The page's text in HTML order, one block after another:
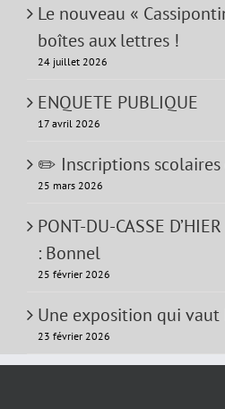
Le nouveau «
boîtes aux lettres !
24 juillet 2026
ENQUETE PUBLIQUE
17 avril 2026
✏️ Inscriptions
25 mars 2026
PONT-DU-CASSE
: Bonnel
25 février 2026
Une exposition qui
23 février 2026